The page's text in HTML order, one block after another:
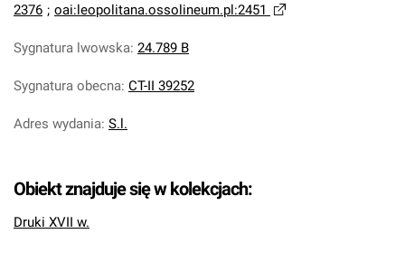
2376 ; oai:leopolitana.ossolineum.pl:2451
Sygnatura lwowska: 24.789 B
Sygnatura obecna: CT-II 39252
Adres wydania: S.l.
Obiekt znajduje się w kolekcjach:
Druki XVII w.